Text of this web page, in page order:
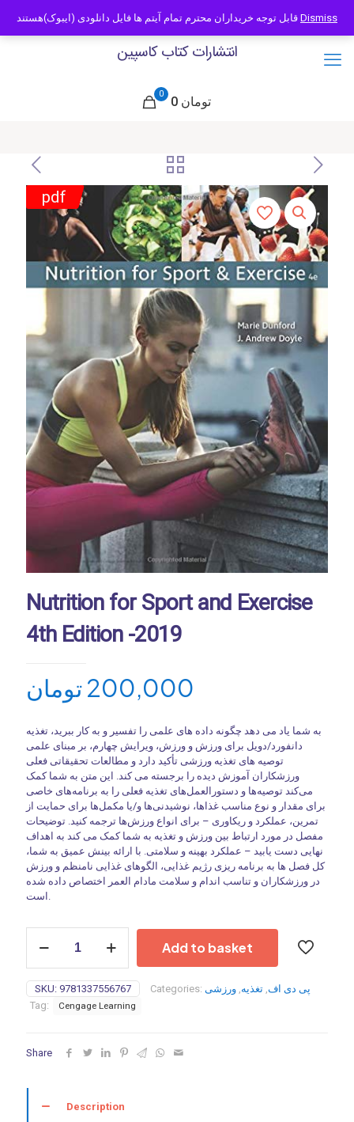
09121466294 info@caspianbook.com
انتشارات کتاب کاسپین
0
0 تومان
pdf
Nutrition for Sport and Exercise
4th Edition -2019
200,000تومان
به شما یاد می دهد چگونه داده های علمی را تفسیر و به کار ببرید، تغذیه
دانفورد/دویل برای ورزش و ورزش، ویرایش چهارم، بر مبنای علمی
توصیه های تغذیه ورزشی تأکید دارد و مطالعات تحقیقاتی فعلی
ورزشکاران آموزش دیده را برجسته می کند. این متن به شما کمک
می‌کند توصیه‌ها و دستورالعمل‌های تغذیه فعلی را به برنامه‌های خاصی
برای مقدار و نوع مناسب غذاها، نوشیدنی‌ها و/یا مکمل‌ها برای حمایت از
تمرین، عملکرد و ریکاوری – برای انواع ورزش‌ها ترجمه کنید. توضیحات
مفصل در مورد ارتباط بین ورزش و تغذیه به شما کمک می کند به اهداف
نهایی دست یابید – عملکرد بهینه و سلامتی. با ارائه بینش عمیق به شما،
کل فصل ها به برنامه ریزی رژیم غذایی، الگوهای غذایی نامنظم و ورزش
در ورزشکاران و تناسب اندام و سلامت مادام العمر اختصاص داده شده
and
Exercise
4th
quantity
Add to basket
SKU: 9781337556767 Categories: پی دی اف تغذیه ورزشی
Tag:
Cengage Learning
Share
Description
Dismiss